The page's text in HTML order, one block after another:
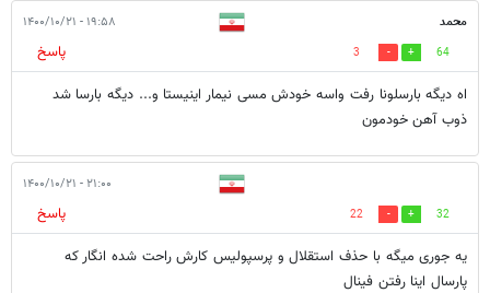
محمد ۱۹:۵۸ - ۱۴۰۰/۱۰/۲۱
64
3
پاسخ
اه دیگه بارسلونا رفت واسه خودش مسی نیمار اینیستا و... دیگه بارسا شد
ذوب آهن خودمون
۲۱:۰۰ - ۱۴۰۰/۱۰/۲۱
32
22
پاسخ
یه جوری میگه با حذف استقلال و پرسپولیس کارش راحت شده انگار که
پارسال اینا رفتن فینال